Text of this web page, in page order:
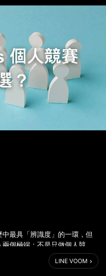
最具「辨識度」的一環，但
個極端：不是只做個人競
歷看起來很忙，卻缺乏清楚主
LINE VOOM